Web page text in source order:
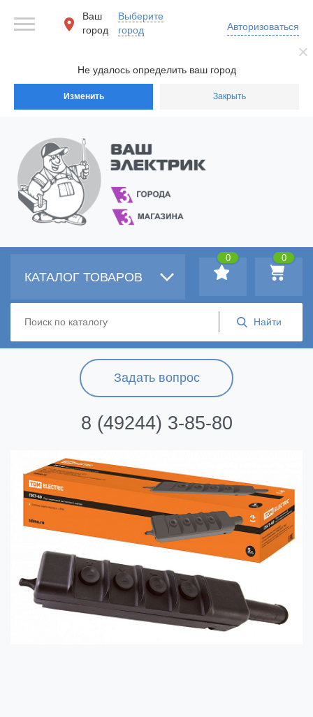
Не удалось определить ваш город
Изменить Закрыть
Ваш
город
Выберите
город
Авторизоваться
Задать вопрос
8 (49244) 3-85-80
КАТАЛОГ ТОВАРОВ
0
0